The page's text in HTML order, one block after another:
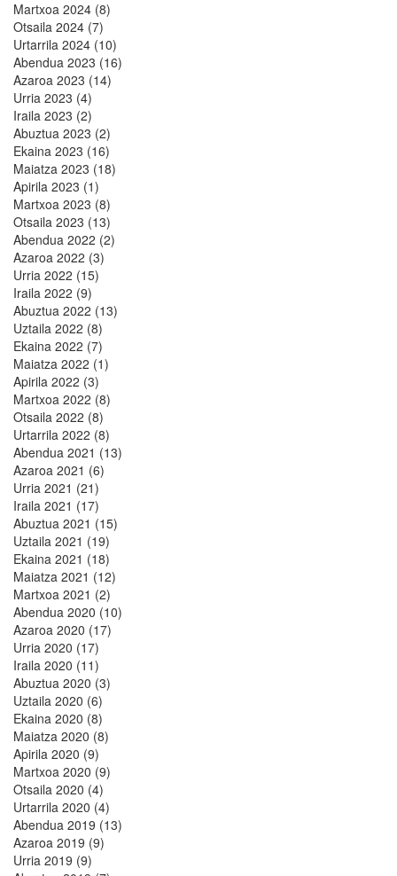
Martxoa 2024 (8)
Otsaila 2024 (7)
Urtarrila 2024 (10)
Abendua 2023 (16)
Azaroa 2023 (14)
Urria 2023 (4)
Iraila 2023 (2)
Abuztua 2023 (2)
Ekaina 2023 (16)
Maiatza 2023 (18)
Apirila 2023 (1)
Martxoa 2023 (8)
Otsaila 2023 (13)
Abendua 2022 (2)
Azaroa 2022 (3)
Urria 2022 (15)
Iraila 2022 (9)
Abuztua 2022 (13)
Uztaila 2022 (8)
Ekaina 2022 (7)
Maiatza 2022 (1)
Apirila 2022 (3)
Martxoa 2022 (8)
Otsaila 2022 (8)
Urtarrila 2022 (8)
Abendua 2021 (13)
Azaroa 2021 (6)
Urria 2021 (21)
Iraila 2021 (17)
Abuztua 2021 (15)
Uztaila 2021 (19)
Ekaina 2021 (18)
Maiatza 2021 (12)
Martxoa 2021 (2)
Abendua 2020 (10)
Azaroa 2020 (17)
Urria 2020 (17)
Iraila 2020 (11)
Abuztua 2020 (3)
Uztaila 2020 (6)
Ekaina 2020 (8)
Maiatza 2020 (8)
Apirila 2020 (9)
Martxoa 2020 (9)
Otsaila 2020 (4)
Urtarrila 2020 (4)
Abendua 2019 (13)
Azaroa 2019 (9)
Urria 2019 (9)